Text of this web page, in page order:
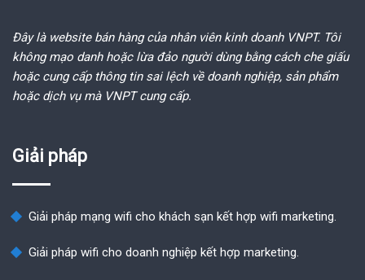
Đây là website bán hàng của nhân viên kinh doanh VNPT. Tôi
không mạo danh hoặc lừa đảo người dùng bằng cách che giấu
hoặc cung cấp thông tin sai lệch về doanh nghiệp, sản phẩm
hoặc dịch vụ mà VNPT cung cấp.
Giải pháp
Giải pháp mạng wifi cho khách sạn kết hợp wifi marketing.
Giải pháp wifi cho doanh nghiệp kết hợp marketing.